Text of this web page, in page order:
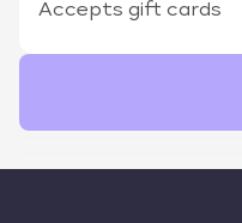
Accepts gift cards